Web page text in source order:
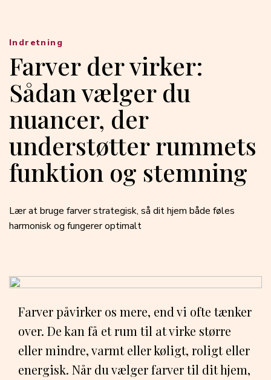
Farver der virker:
Sådan vælger du
nuancer, der
understøtter rummets
funktion og stemning
Lær at bruge farver strategisk, så dit hjem både føles
harmonisk og fungerer optimalt
Indretning
Farver påvirker os mere, end vi ofte tænker
over. De kan få et rum til at virke større
eller mindre, varmt eller køligt, roligt eller
energisk. Når du vælger farver til dit hjem,